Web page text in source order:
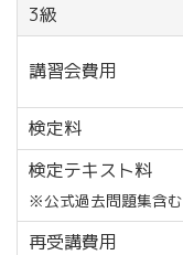
3級
講習会費用
検定料
検定テキスト料
※公式過去問題集含む
再受講費用